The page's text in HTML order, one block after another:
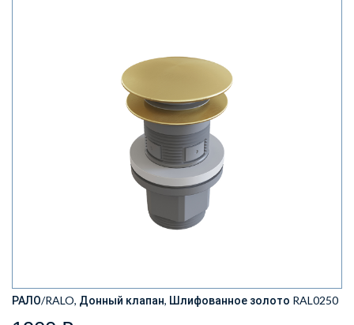
РАЛО/RALO, Донный клапан, Шлифованное золото RAL0250